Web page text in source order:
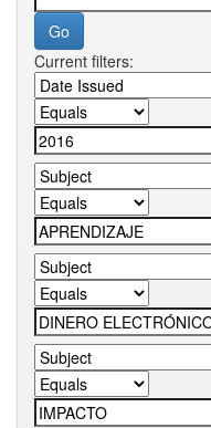
Current filters: